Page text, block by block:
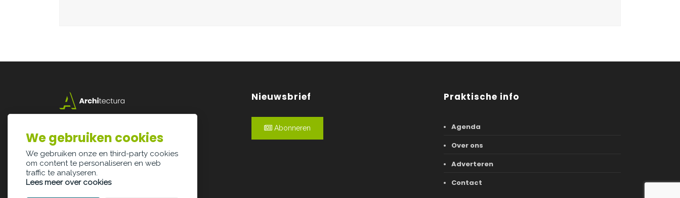
3500 Hasselt
info@architectura.be
Nieuwsbrief
Abonneren
Praktische info
Agenda
Over ons
Adverteren
Contact
We gebruiken cookies
We gebruiken onze en third-party cookies
om content te personaliseren en web
traffic te analyseren.
Lees meer over cookies